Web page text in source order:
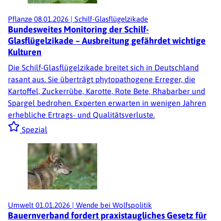
Pflanze 08.01.2026 | Schilf-Glasflügelzikade
Bundesweites Monitoring der Schilf-
Glasflügelzikade – Ausbreitung gefährdet wichtige
Kulturen
Die Schilf-Glasflügelzikade breitet sich in Deutschland
rasant aus. Sie überträgt phytopathogene Erreger, die
Kartoffel, Zuckerrübe, Karotte, Rote Bete, Rhabarber und
Spargel bedrohen. Experten erwarten in wenigen Jahren
erhebliche Ertrags- und Qualitätsverluste.
Spezial
Umwelt 01.01.2026 | Wende bei Wolfspolitik
Bauernverband fordert praxistaugliches Gesetz für